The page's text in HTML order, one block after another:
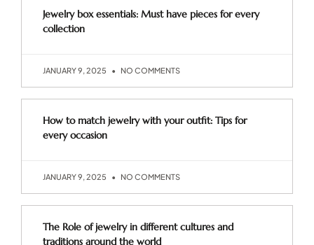
Jewelry box essentials: Must have pieces for every
collection
JANUARY 9, 2025 NO COMMENTS
How to match jewelry with your outfit: Tips for
every occasion
JANUARY 9, 2025 NO COMMENTS
The Role of jewelry in different cultures and
traditions around the world